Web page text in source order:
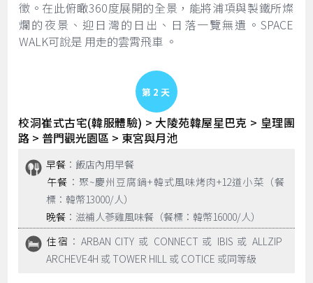
徵。在此俯瞰360度展開的全景，能將浦項與製鐵所燦
爛的夜景、迎日灣的日出、日落一覽無遺。SPACE
WALK可說是 用走的雲霄飛車 。
Day 2
校洞崔式古宅(韓服體驗) > 大陵苑韓屋星巴克 > 皇理團
路 > 普門觀光園區 > 東宮與月池
早餐 ：飯店內用早餐
午餐 ：聚~慶州豆腐鍋+韓式風味烤肉+12道小菜（餐
標：韓幣13000/人）
晚餐 ：滋補人蔘雞風味餐（餐標：韓幣16000/人）
住宿 ：ARBAN CITY 或 CONNECT 或 IBIS 或 ALLZIP
ARCHEVE4H 或 TOWER HILL 或 COTICE 或同等級